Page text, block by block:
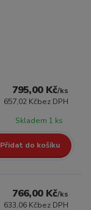
795,00 Kč/ks
657,02 Kčbez DPH
Skladem 1 ks
Přidat do košíku
766,00 Kč/ks
633,06 Kčbez DPH